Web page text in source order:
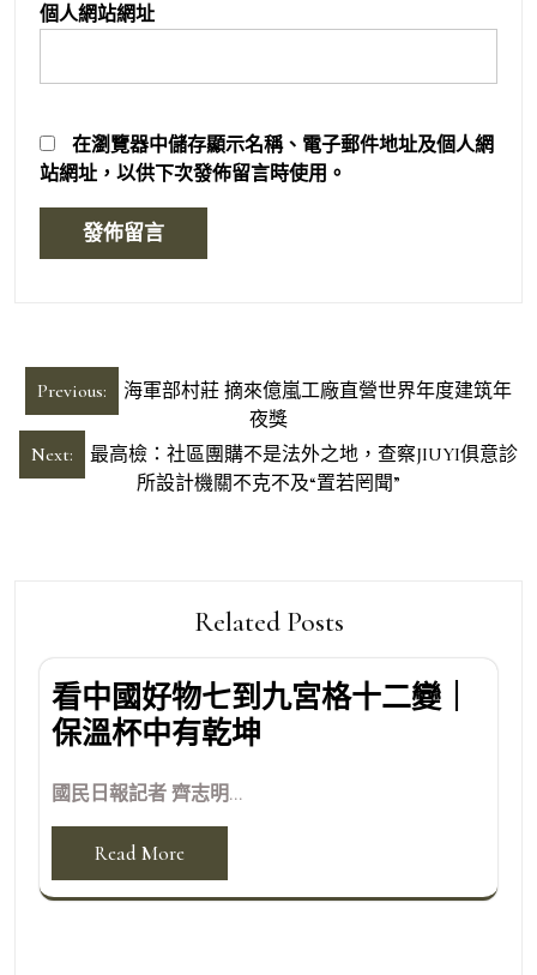
個人網站網址
在瀏覽器中儲存顯示名稱、電子郵件地址及個人網
站網址，以供下次發佈留言時使用。
文
章
導
Previous:
海軍部村莊 摘來億嵐工廠直營世界年度建筑年
夜獎
Next:
最高檢：社區團購不是法外之地，查察JIUYI俱意診
所設計機關不克不及“置若罔聞”
Related Posts
看中國好物七到九宮格十二變｜
保溫杯中有乾坤
國民日報記者 齊志明...
Read More